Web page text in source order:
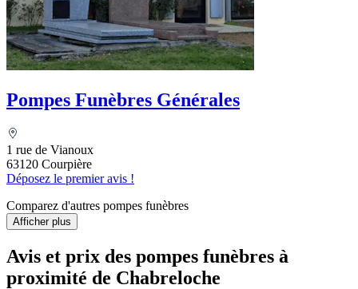
Pompes Funèbres Générales
1 rue de Vianoux
63120 Courpière
Déposez le premier avis !
Comparez d'autres pompes funèbres
Afficher plus
Avis et prix des pompes funèbres à
proximité de Chabreloche